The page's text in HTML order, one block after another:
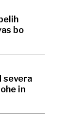
bo
severa
in